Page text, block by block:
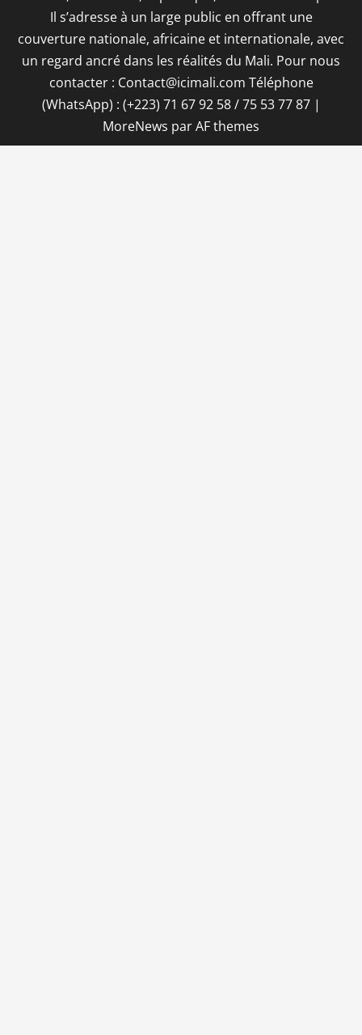
Il s’adresse à un large public en offrant une
couverture nationale, africaine et internationale, avec
un regard ancré dans les réalités du Mali. Pour nous
contacter : Contact@icimali.com Téléphone
(WhatsApp) : (+223) 71 67 92 58 / 75 53 77 87 |
MoreNews par AF themes